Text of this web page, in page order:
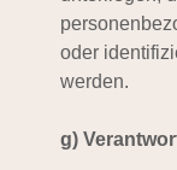
oder
werden.
g)